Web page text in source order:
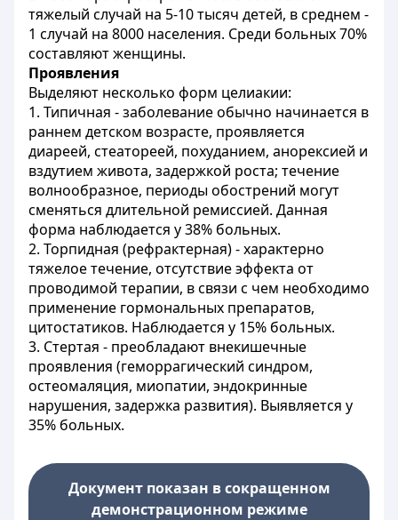
тяжелый случай на 5-10 тысяч детей, в среднем -
1 случай на 8000 населения. Среди больных 70%
составляют женщины.
Проявления
Выделяют несколько форм целиакии:
1. Типичная - заболевание обычно начинается в
раннем детском возрасте, проявляется
диареей, стеатореей, похуданием, анорексией и
вздутием живота, задержкой роста; течение
волнообразное, периоды обострений могут
сменяться длительной ремиссией. Данная
форма наблюдается у 38% больных.
2. Торпидная (рефрактерная) - характерно
тяжелое течение, отсутствие эффекта от
проводимой терапии, в связи с чем необходимо
применение гормональных препаратов,
цитостатиков. Наблюдается у 15% больных.
3. Стертая - преобладают внекишечные
проявления (геморрагический синдром,
остеомаляция, миопатии, эндокринные
нарушения, задержка развития). Выявляется у
35% больных.
Документ показан в сокращенном
демонстрационном режиме